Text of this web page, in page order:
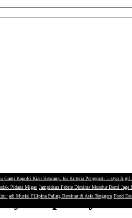
Ganti Kapolri Kian Kencang, Ini Kriteria Pengganti Listyo Sigit
Pidana Migas Jampidsus Febrie Diminta Mundur Demi Jaga
jadi Musisi Filipina Paling Bersinar di Asia Tenggara Food
Kepercayaan